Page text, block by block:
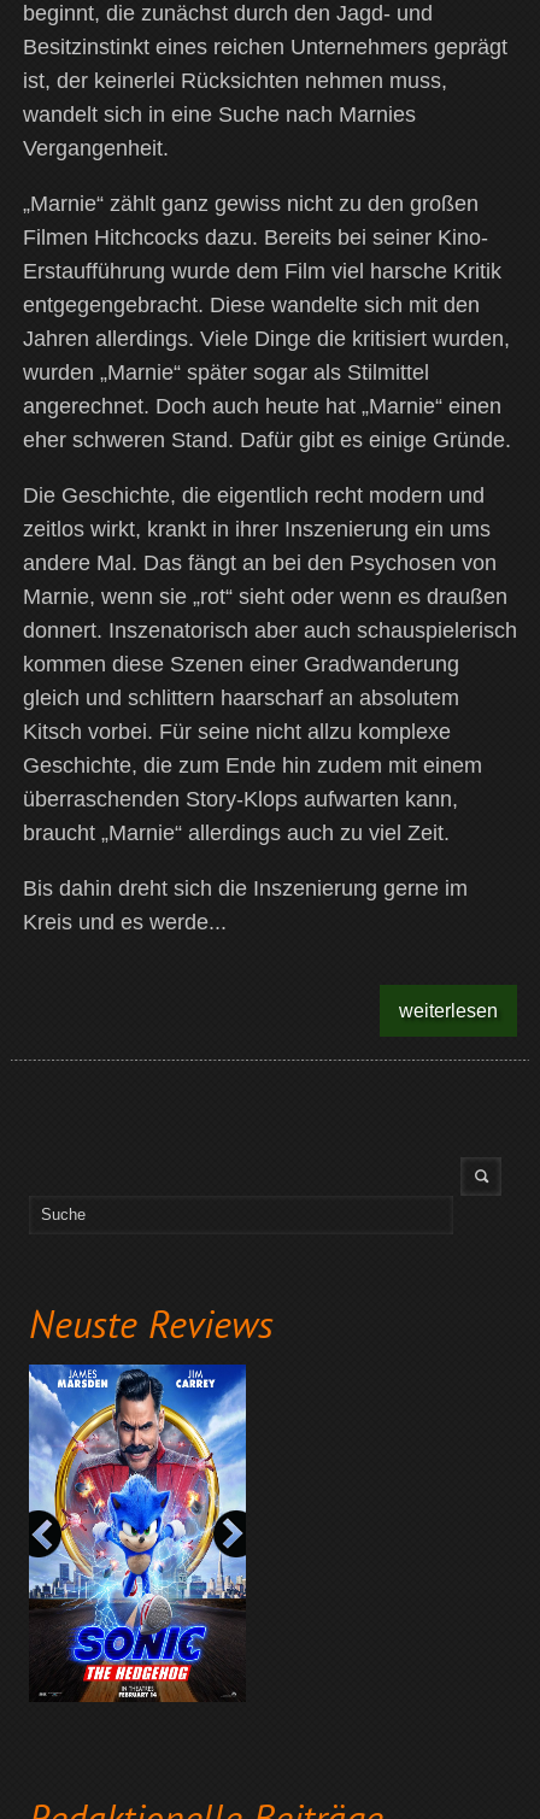
Neuste Reviews
beginnt, die zunächst durch den Jagd- und
Besitzinstinkt eines reichen Unternehmers geprägt
ist, der keinerlei Rücksichten nehmen muss,
wandelt sich in eine Suche nach Marnies
Vergangenheit.
„Marnie“ zählt ganz gewiss nicht zu den großen
Filmen Hitchcocks dazu. Bereits bei seiner Kino-
Erstaufführung wurde dem Film viel harsche Kritik
entgegengebracht. Diese wandelte sich mit den
Jahren allerdings. Viele Dinge die kritisiert wurden,
wurden „Marnie“ später sogar als Stilmittel
angerechnet. Doch auch heute hat „Marnie“ einen
eher schweren Stand. Dafür gibt es einige Gründe.
Die Geschichte, die eigentlich recht modern und
zeitlos wirkt, krankt in ihrer Inszenierung ein ums
andere Mal. Das fängt an bei den Psychosen von
Marnie, wenn sie „rot“ sieht oder wenn es draußen
donnert. Inszenatorisch aber auch schauspielerisch
kommen diese Szenen einer Gradwanderung
gleich und schlittern haarscharf an absolutem
Kitsch vorbei. Für seine nicht allzu komplexe
Geschichte, die zum Ende hin zudem mit einem
überraschenden Story-Klops aufwarten kann,
braucht „Marnie“ allerdings auch zu viel Zeit.
Bis dahin dreht sich die Inszenierung gerne im
Kreis und es werde...
weiterlesen